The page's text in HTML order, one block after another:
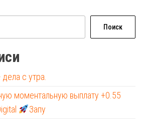
Поиск
с утра.
моментальную выплату +0.55
Запу